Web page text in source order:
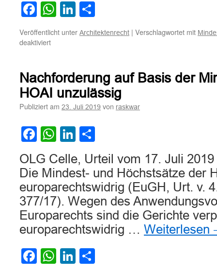
Facebook
WhatsApp
LinkedIn
Veröffentlicht unter Architektenrecht | Verschlagwortet mit
deaktiviertfür
Art.
10
§§
1,
2
§
7
3
und
5
HOAI
ist
in
Zivilrechtsstreit
weiter
anzuwenden
Nachforderung auf Basis der
HOAI unzulässig
Publiziert am 23. Juli 2019 von raskwar
Facebook
WhatsApp
LinkedIn
OLG Celle, Urteil vom 17. Juli
Die Mindest- und Höchstsätze der
europarechtswidrig (EuGH, Urt. v.
377/17). Wegen des
Europarechts sind die Gerichte
europarechtswidrig … Weiterlesen
Facebook
WhatsApp
LinkedIn